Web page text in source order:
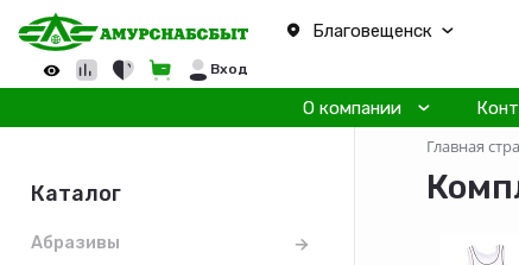
Благовещенск
Вход
О компании
Каталог
Абразивы
Главная